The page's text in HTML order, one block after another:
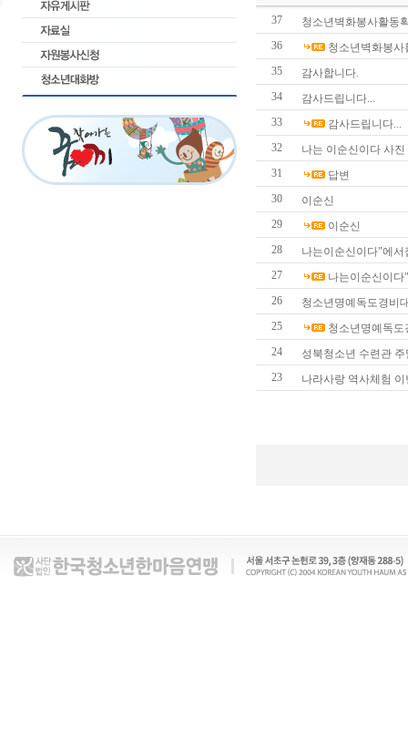
37
청소년벽화봉사활동
36
청소년벽화봉
35
감사합니다.
34
감사드립니다...
33
감사드립니다...
32
나는 이순신이다 사
31
답변
30
이순신
29
이순신
28
나는이순신이다"에
27
나는이순신이
26
청소년명예독도경비
25
청소년명예독도
24
성북청소년 수련관
23
나라사랑 역사체험